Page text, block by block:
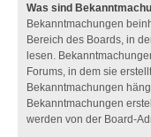
Was sind
Bekanntmachungen
Bereich des Boards, in
lesen.
Forums, in dem sie
Bekanntmachungen
Bekanntmachungen
werden von der Board-